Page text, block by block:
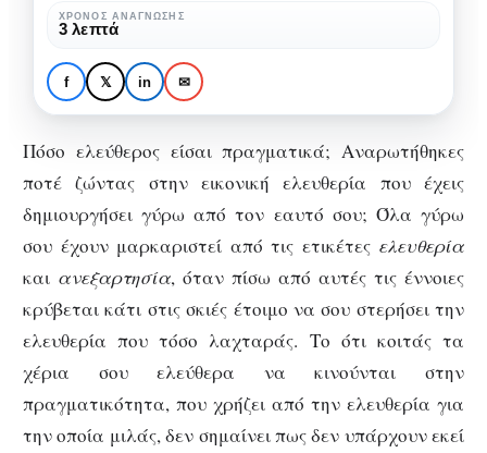
ΑΨΥΧΟΛΌΓΗΤΑ
Παγιδευμένοι
ΧΡΌΝΟΣ ΑΝΆΓΝΩΣΗΣ
3 λεπτά
f 𝕏 in ✉
Πόσο ελεύθερος είσαι πραγματικά; Αναρωτήθηκες
ποτέ ζώντας στην εικονική ελευθερία που έχεις
δημιουργήσει γύρω από τον εαυτό σου; Όλα γύρω
σου έχουν μαρκαριστεί από τις ετικέτες ελευθερία
και ανεξαρτησία, όταν πίσω από αυτές τις έννοιες
κρύβεται κάτι στις σκιές έτοιμο να σου στερήσει την
ελευθερία που τόσο λαχταράς. Το ότι κοιτάς τα
χέρια σου ελεύθερα να κινούνται στην
πραγματικότητα, που χρήζει από την ελευθερία για
την οποία μιλάς, δεν σημαίνει πως δεν υπάρχουν εκεί